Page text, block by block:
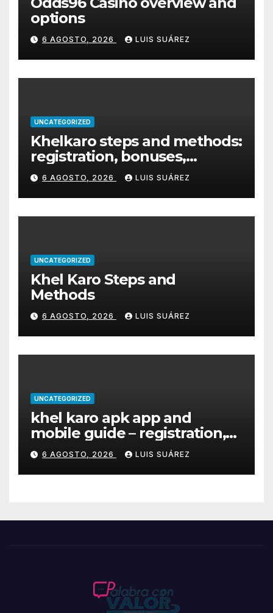
options
6 AGOSTO, 2026 LUIS SUÁREZ
UNCATEGORIZED
Khelkaro steps and methods:
registration, bonuses,
payments & mobile
6 AGOSTO, 2026 LUIS SUÁREZ
UNCATEGORIZED
Khel Karo Steps and
Methods
6 AGOSTO, 2026 LUIS SUÁREZ
UNCATEGORIZED
khel karo apk app and
mobile guide – registration,
bonuses, payments &
security for Indian players
6 AGOSTO, 2026 LUIS SUÁREZ